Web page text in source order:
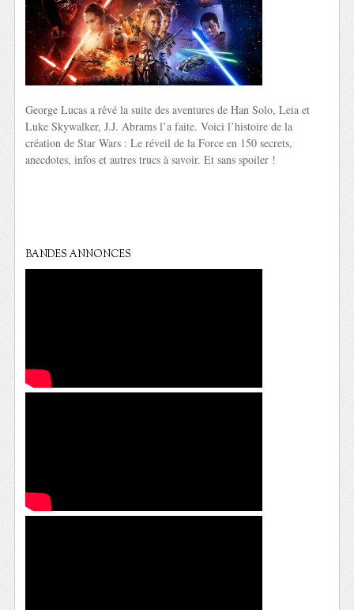
George Lucas a rêvé la suite des aventures de Han Solo, Leia et
Luke Skywalker, J.J. Abrams l’a faite. Voici l’histoire de la
création de Star Wars : Le réveil de la Force en 150 secrets,
anecdotes, infos et autres trucs à savoir. Et sans spoiler !
BANDES ANNONCES